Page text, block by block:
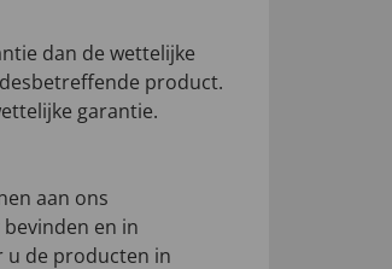
dan de wettelijke
product.
garantie.
aan ons
en in
u de producten in